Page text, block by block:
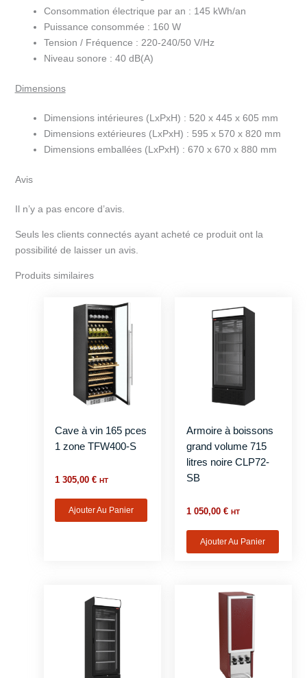
Consommation électrique par an : 145 kWh/an
Puissance consommée : 160 W
Tension / Fréquence : 220-240/50 V/Hz
Niveau sonore : 40 dB(A)
Dimensions
Dimensions intérieures (LxPxH) : 520 x 445 x 605 mm
Dimensions extérieures (LxPxH) : 595 x 570 x 820 mm
Dimensions emballées (LxPxH) : 670 x 670 x 880 mm
Avis
Il n’y a pas encore d’avis.
Seuls les clients connectés ayant acheté ce produit ont la
possibilité de laisser un avis.
Produits similaires
Cave à vin 165 pces
1 zone TFW400-S
1 305,00€ HT
Ajouter Au Panier
Armoire à boissons
grand volume 715
litres noire CLP72-
SB
1 050,00 € HT
Ajouter Au Panier